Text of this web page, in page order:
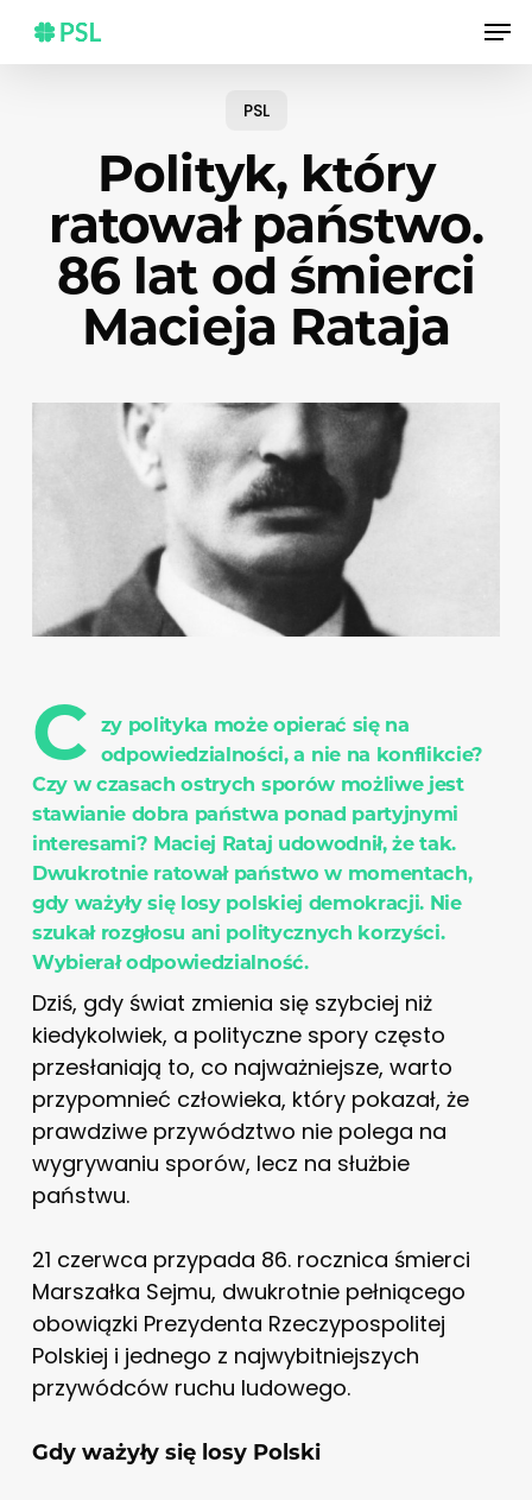
main
PSL
Polityk, który
ratował państwo.
86 lat od śmierci
Macieja Rataja
C zy polityka może opierać się na
odpowiedzialności, a nie na konflikcie?
Czy w czasach ostrych sporów możliwe jest
stawianie dobra państwa ponad partyjnymi
interesami? Maciej Rataj udowodnił, że tak.
Dwukrotnie ratował państwo w momentach,
gdy ważyły się losy polskiej demokracji. Nie
szukał rozgłosu ani politycznych korzyści.
Wybierał odpowiedzialność.
Dziś, gdy świat zmienia się szybciej niż
kiedykolwiek, a polityczne spory często
przesłaniają to, co najważniejsze, warto
przypomnieć człowieka, który pokazał, że
prawdziwe przywództwo nie polega na
wygrywaniu sporów, lecz na służbie
państwu.
21 czerwca przypada 86. rocznica śmierci
Marszałka Sejmu, dwukrotnie pełniącego
obowiązki Prezydenta Rzeczypospolitej
Polskiej i jednego z najwybitniejszych
przywódców ruchu ludowego.
Gdy ważyły się losy Polski